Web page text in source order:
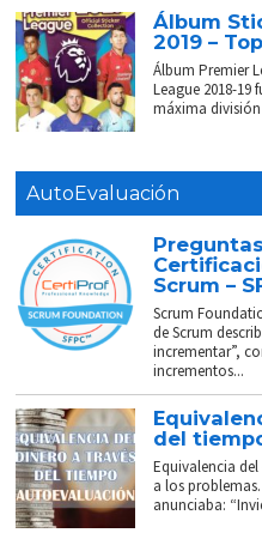
Álbum
2019 –
Álbum Premier
League 2018-
máxima división
AutoEvaluación
Scrum –
Scrum
de Scrum
incrementar”,
incrementos...
del
Equivalencia
a los
anunciaba: